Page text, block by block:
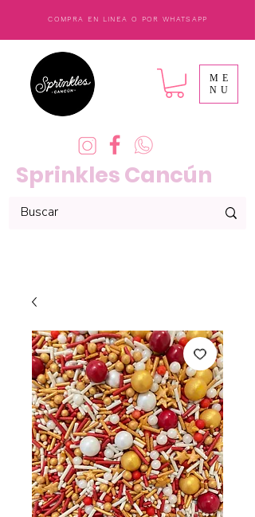
COMPRA EN LINEA O POR WHATSAPP
Sprinkles Cancún
ME
NU